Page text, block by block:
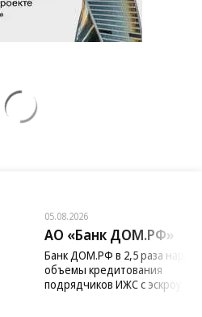
05.08.2026
АО «Банк ДОМ.РФ»
Банк ДОМ.РФ в 2,5 раза
объемы кредитования
подрядчиков ИЖС с эскроу